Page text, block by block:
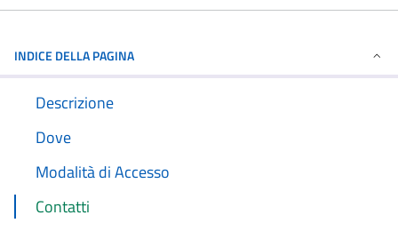
INDICE DELLA PAGINA
Descrizione
Dove
Modalità di Accesso
Contatti